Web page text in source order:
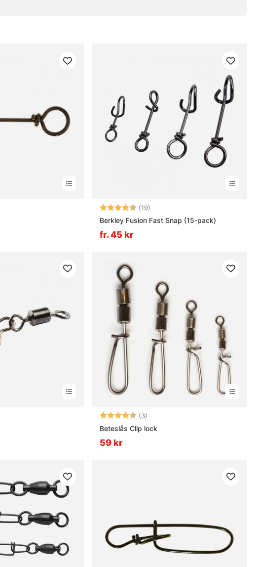
Betyg: (19)
Berkley Fusion Fast Snap (15-pack)
fr. 45 kr
Betyg: (3)
Beteslås Clip lock
59 kr